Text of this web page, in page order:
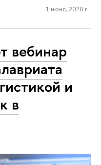
1 июня, 2020 г.
вебинар
и
в